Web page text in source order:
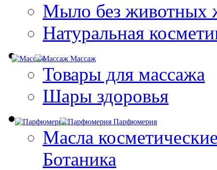
Мыло без животных
Натуральная
Массаж
Товары для массажа
Шары здоровья
Парфюмерия
Масла
Ботаника